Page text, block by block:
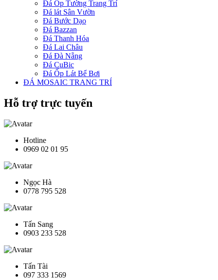
Đá Ốp Tường Trang Trí
Đá lát Sân Vườn
Đá Bước Dạo
Đá Bazzan
Đá Thanh Hóa
Đá Lai Châu
Đá Đà Nẵng
Đá CuBic
Đá Ốp Lát Bể Bơi
ĐÁ MOSAIC TRANG TRÍ
Hỗ trợ trực tuyến
Hotline
0969 02 01 95
Ngọc Hà
0778 795 528
Tấn Sang
0903 233 528
Tấn Tài
097 333 1569